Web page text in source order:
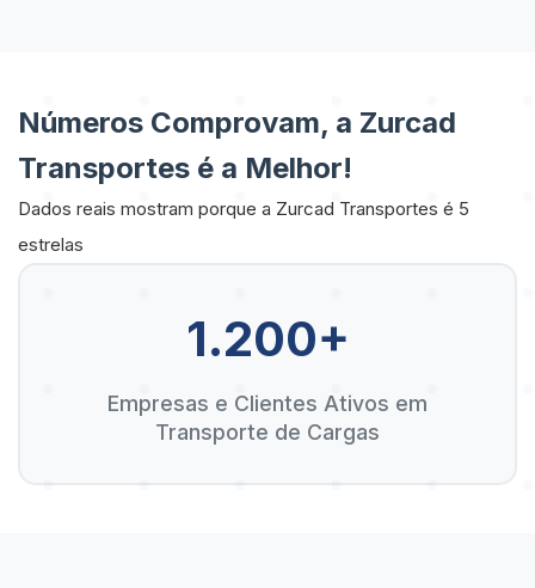
Números Comprovam, a Zurcad
Transportes é a Melhor!
Dados reais mostram porque a Zurcad Transportes é 5
estrelas
1.200+
Empresas e Clientes Ativos em
Transporte de Cargas